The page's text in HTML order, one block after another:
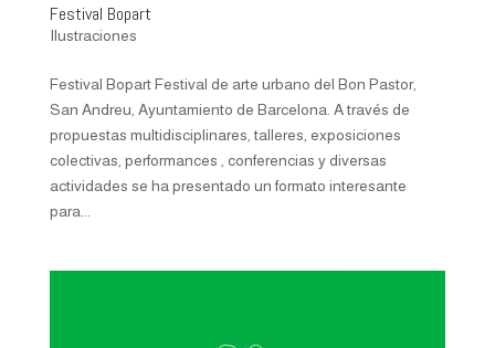
Festival Bopart
Ilustraciones
Festival Bopart Festival de arte urbano del Bon Pastor,
San Andreu, Ayuntamiento de Barcelona. A través de
propuestas multidisciplinares, talleres, exposiciones
colectivas, performances , conferencias y diversas
actividades se ha presentado un formato interesante
para...